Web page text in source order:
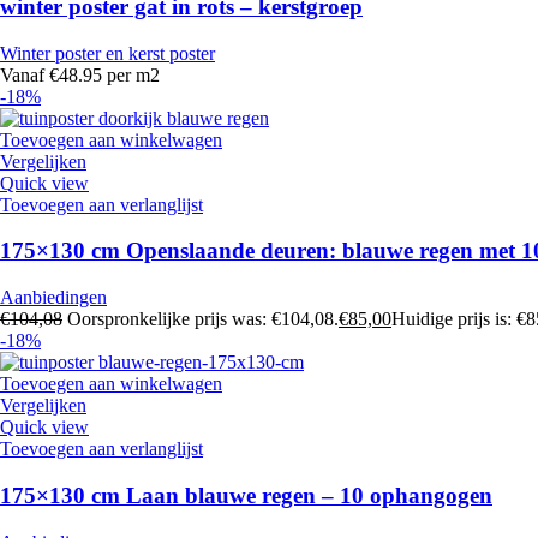
winter poster gat in rots – kerstgroep
Winter poster en kerst poster
Vanaf €48.95 per m2
-18%
Toevoegen aan winkelwagen
Vergelijken
Quick view
Toevoegen aan verlanglijst
175×130 cm Openslaande deuren: blauwe regen met
Aanbiedingen
€104,08 Oorspronkelijke prijs was: €104,08.€85,00Huidige prijs is:
-18%
Toevoegen aan winkelwagen
Vergelijken
Quick view
Toevoegen aan verlanglijst
175×130 cm Laan blauwe regen – 10 ophangogen